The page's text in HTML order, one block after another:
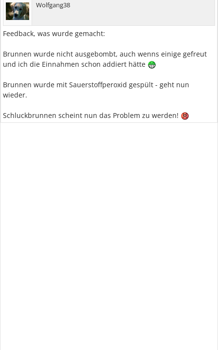
Wolfgang38
Feedback, was wurde gemacht:
Brunnen wurde nicht ausgebombt, auch wenns einige gefreut
und ich die Einnahmen schon addiert hätte
Brunnen wurde mit Sauerstoffperoxid gespült - geht nun
wieder.
Schluckbrunnen scheint nun das Problem zu werden!